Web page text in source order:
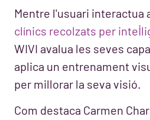
Mentre l'usuari interactua
clínics recolzats per
WIVI avalua les seves
aplica un entrenament
per millorar la seva visió.
Com destaca Carmen